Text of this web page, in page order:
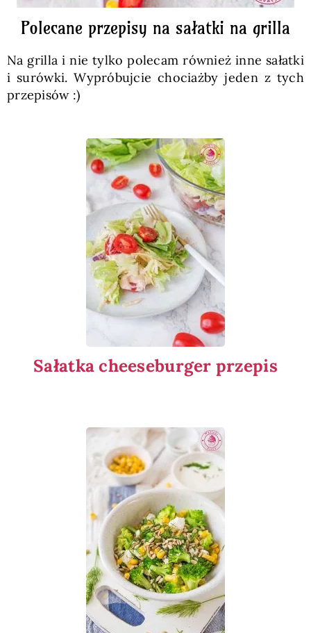
Polecane przepisy na sałatki na grilla
Na grilla i nie tylko polecam również inne sałatki
i surówki. Wypróbujcie chociażby jeden z tych
przepisów :)
Sałatka cheeseburger przepis